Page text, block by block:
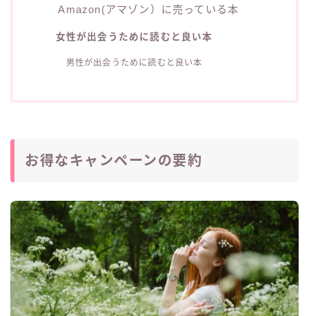
Amazon(アマゾン）に売っている本
女性が出会うために読むと良い本
男性が出会うために読むと良い本
お得なキャンペーンの要約